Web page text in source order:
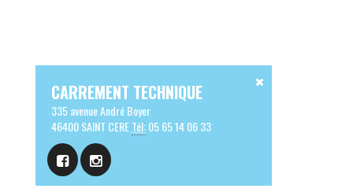
CARREMENT TECHNIQUE
335 avenue André Boyer
46400 SAINT CERETél:05 65 14 06 33